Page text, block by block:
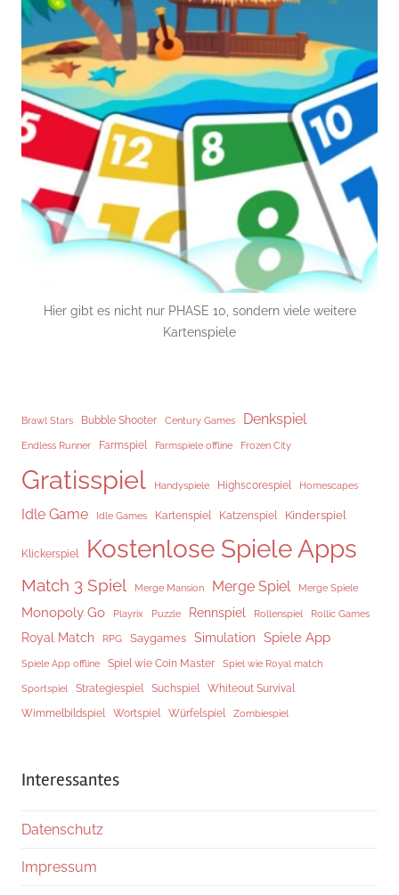
Hier gibt es nicht nur PHASE 10, sondern viele weitere
Kartenspiele
Brawl Stars Bubble Shooter Century Games Denkspiel
Endless Runner Farmspiel Farmspiele offline Frozen City
Gratisspiel Handyspiele Highscorespiel Homescapes
Idle Game Idle Games Kartenspiel Katzenspiel Kinderspiel
Klickerspiel Kostenlose Spiele Apps
Match 3 Spiel Merge Mansion Merge Spiel Merge Spiele
Monopoly Go Playrix Puzzle Rennspiel Rollenspiel Rollic Games
Royal Match RPG Saygames Simulation Spiele App
Spiele App offline Spiel wie Coin Master Spiel wie Royal match
Sportspiel Strategiespiel Suchspiel
Whiteout Survival
Wimmelbildspiel
Wortspiel Würfelspiel Zombiespiel
Interessantes
Datenschutz
Impressum